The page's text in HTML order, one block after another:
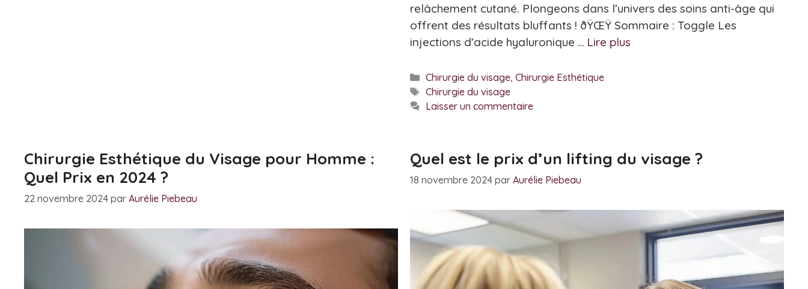
relâchement cutané. Plongeons dans l’univers des soins anti-âge qui
offrent des résultats bluffants ! ðŸŒŸ Sommaire : Toggle Les
injections d’acide hyaluronique … Lire plus
Catégories
Chirurgie du visage, Chirurgie Esthétique
Étiquettes
Chirurgie du visage
Laisser un commentaire
Chirurgie Esthétique du Visage pour Homme :
Quel Prix en 2024 ?
22 novembre 2024 par Aurélie Piebeau
Quel est le prix d’un lifting du visage ?
18 novembre 2024 par Aurélie Piebeau